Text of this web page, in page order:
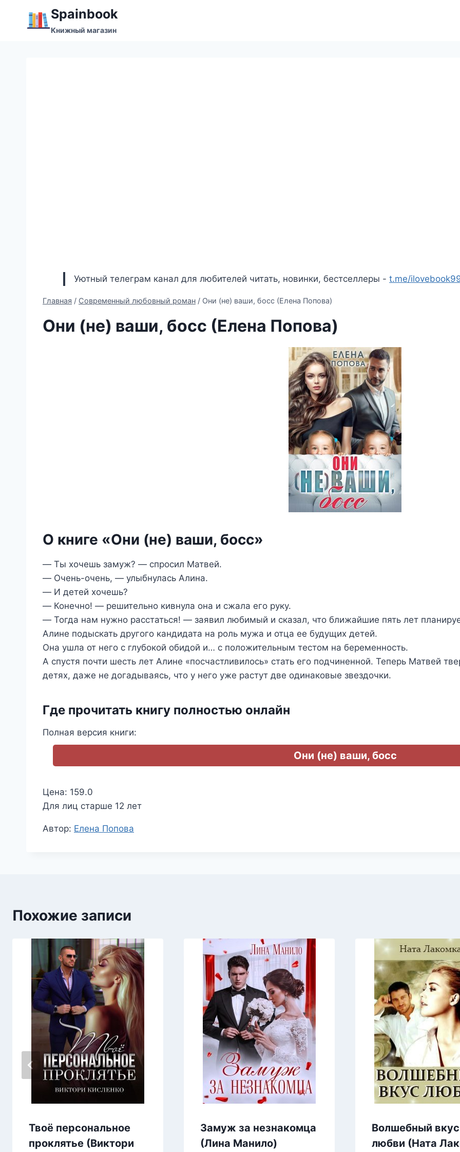
содержимому
Spainbook
Книжный магазин
Уютный телеграм канал для любителей читать, новинки, бестселлеры - t.me/
Главная / Современный любовный роман / Они (не) ваши, босс (Елена Попова)
Они (не) ваши, босс (Елена Попова)
О книге «Они (не) ваши, босс»
― Ты хочешь замуж? ― спросил Матвей.
― Очень-очень, ― улыбнулась Алина.
― И детей хочешь?
― Конечно! ― решительно кивнула она и сжала его руку.
― Тогда нам нужно расстаться! ― заявил любимый и сказал, что ближайшие пять лет
Алине подыскать другого кандидата на роль мужа и отца ее будущих детей.
Она ушла от него с глубокой обидой и… с положительным тестом на беременность.
А спустя почти шесть лет Алине «посчастливилось» стать его подчиненной. Теперь Матвей
детях, даже не догадываясь, что у него уже растут две одинаковые звездочки.
Где прочитать книгу полностью онлайн
Полная версия книги:
Они (не) ваши, босс
Цена: 159.0
Для лиц старше 12 лет
Метки
Автор: Елена Попова
Похожие записи
Твоё персональное
проклятье (Виктори
Замуж за незнакомца
(Лина Манило)
Волшебный вкус
любви (Ната